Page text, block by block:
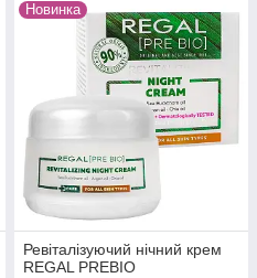
Новинка
Ревіталізуючий нічний крем
REGAL PREBIO